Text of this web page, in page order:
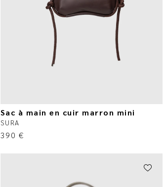
Sac à main en cuir marron mini
SURA
390 €